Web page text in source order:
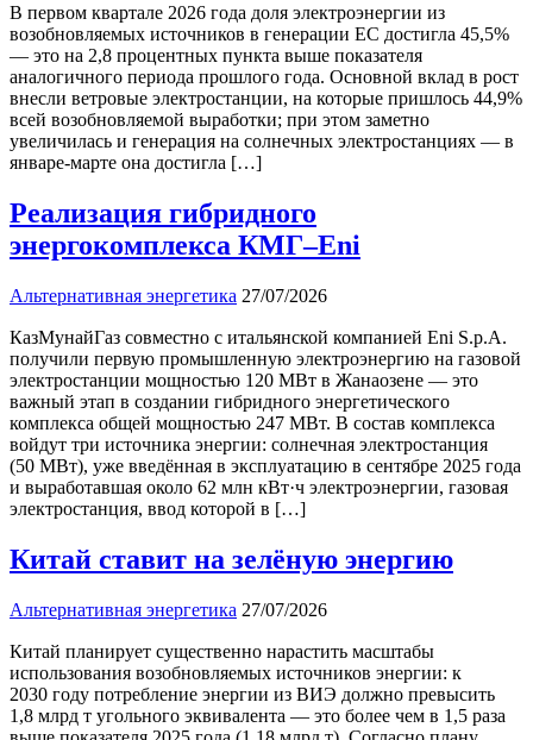
В первом квартале 2026 года доля электроэнергии из
возобновляемых источников в генерации ЕС достигла 45,5%
— это на 2,8 процентных пункта выше показателя
аналогичного периода прошлого года. Основной вклад в рост
внесли ветровые электростанции, на которые пришлось 44,9%
всей возобновляемой выработки; при этом заметно
увеличилась и генерация на солнечных электростанциях — в
январе‑марте она достигла […]
Реализация гибридного
энергокомплекса КМГ–Eni
Альтернативная энергетика 27/07/2026
КазМунайГаз совместно с итальянской компанией Eni S.p.A.
получили первую промышленную электроэнергию на газовой
электростанции мощностью 120 МВт в Жанаозене — это
важный этап в создании гибридного энергетического
комплекса общей мощностью 247 МВт. В состав комплекса
войдут три источника энергии: солнечная электростанция
(50 МВт), уже введённая в эксплуатацию в сентябре 2025 года
и выработавшая около 62 млн кВт·ч электроэнергии, газовая
электростанция, ввод которой в […]
Китай ставит на зелёную энергию
Альтернативная энергетика 27/07/2026
Китай планирует существенно нарастить масштабы
использования возобновляемых источников энергии: к
2030 году потребление энергии из ВИЭ должно превысить
1,8 млрд т угольного эквивалента — это более чем в 1,5 раза